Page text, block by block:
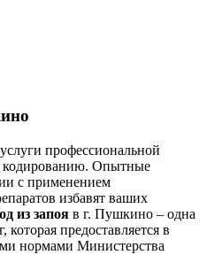
профессиональной
кодированию. Опытные
с применением
избавят ваших
из запоя в г. Пушкино – одна
предоставляется в
нормами Министерства